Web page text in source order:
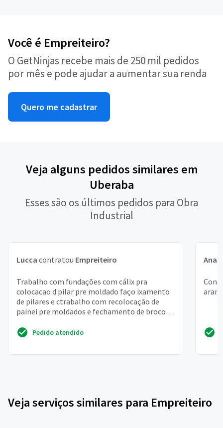
Você é Empreiteiro?
O GetNinjas recebe mais de 250 mil pedidos
por mês e pode ajudar a aumentar sua renda
Quero me cadastrar
Veja alguns pedidos similares em
Uberaba
Esses são os últimos pedidos para Obra
Industrial
Lucca contratou Empreiteiro
Trabalho com fundações com cálix pra
colocacao d pilar pre moldado faço ixamento
de pilares e ctrabalho com recolocação de
painei pre moldados e fechamento de broco
Pedido atendido
Ana
Veja serviços similares para Empreiteiro